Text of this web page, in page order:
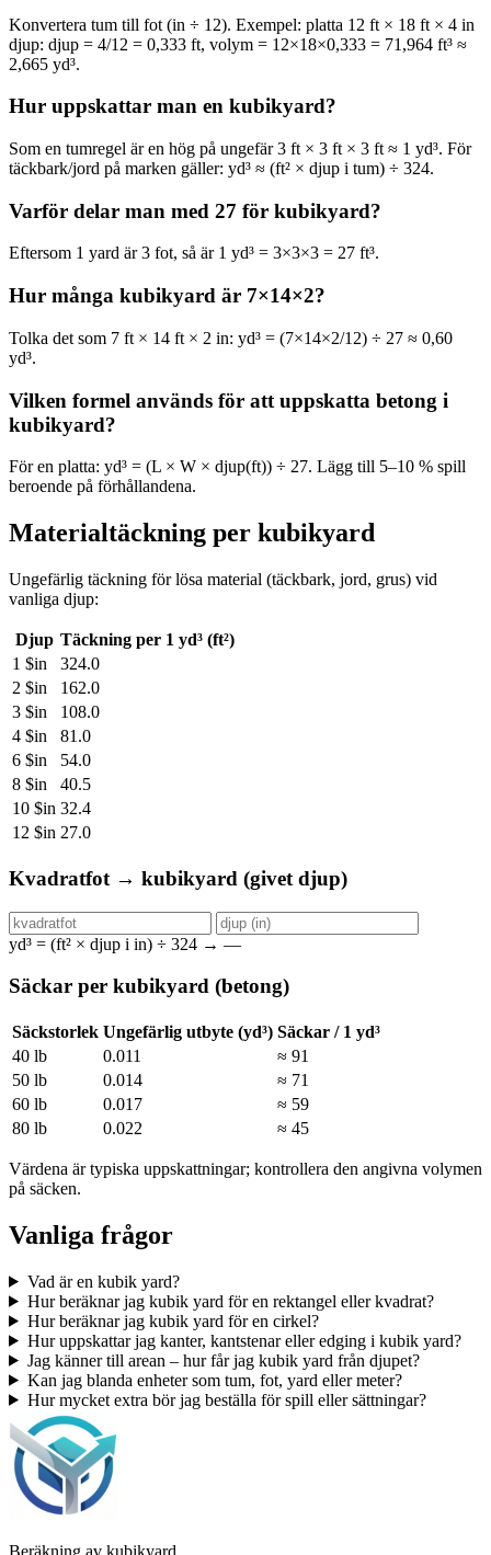
Konvertera tum till fot (in ÷ 12). Exempel: platta 12 ft × 18 ft × 4 in
djup: djup = 4/12 = 0,333 ft, volym = 12×18×0,333 = 71,964 ft³ ≈
2,665 yd³.
Hur uppskattar man en kubikyard?
Som en tumregel är en hög på ungefär 3 ft × 3 ft × 3 ft ≈ 1 yd³. För
täckbark/jord på marken gäller: yd³ ≈ (ft² × djup i tum) ÷ 324.
Varför delar man med 27 för kubikyard?
Eftersom 1 yard är 3 fot, så är 1 yd³ = 3×3×3 = 27 ft³.
Hur många kubikyard är 7×14×2?
Tolka det som 7 ft × 14 ft × 2 in: yd³ = (7×14×2/12) ÷ 27 ≈ 0,60
yd³.
Vilken formel används för att uppskatta betong i
kubikyard?
För en platta: yd³ = (L × W × djup(ft)) ÷ 27. Lägg till 5–10 % spill
beroende på förhållandena.
Materialtäckning per kubikyard
Ungefärlig täckning för lösa material (täckbark, jord, grus) vid
vanliga djup:
Djup Täckning per 1 yd³ (ft²)
1 $in
324.0
2 $in
162.0
3 $in
108.0
4 $in
81.0
6 $in
54.0
8 $in
40.5
10 $in 32.4
12 $in 27.0
Kvadratfot → kubikyard (givet djup)
yd³ = (ft² × djup i in) ÷ 324 → —
Säckar per kubikyard (betong)
Säckstorlek Ungefärlig utbyte (yd³) Säckar / 1 yd³
40 lb
0.011
≈ 91
50 lb
0.014
≈ 71
60 lb
0.017
≈ 59
80 lb
0.022 ≈ 45
Värdena är typiska uppskattningar; kontrollera den angivna volymen
på säcken.
Vanliga frågor
Vad är en kubik yard?
Hur beräknar jag kubik yard för en rektangel eller kvadrat?
Hur beräknar jag kubik yard för en cirkel?
Hur uppskattar jag kanter, kantstenar eller edging i kubik yard?
Jag känner till arean – hur får jag kubik yard från djupet?
Kan jag blanda enheter som tum, fot, yard eller meter?
Hur mycket extra bör jag beställa för spill eller sättningar?
Beräkning av kubikyard